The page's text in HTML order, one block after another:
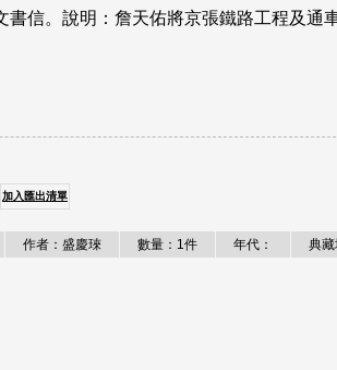
信。說明：詹天佑將京張鐵路工程及通
加入匯出清單
作者：盛慶琜 數量：1件 年代： 典